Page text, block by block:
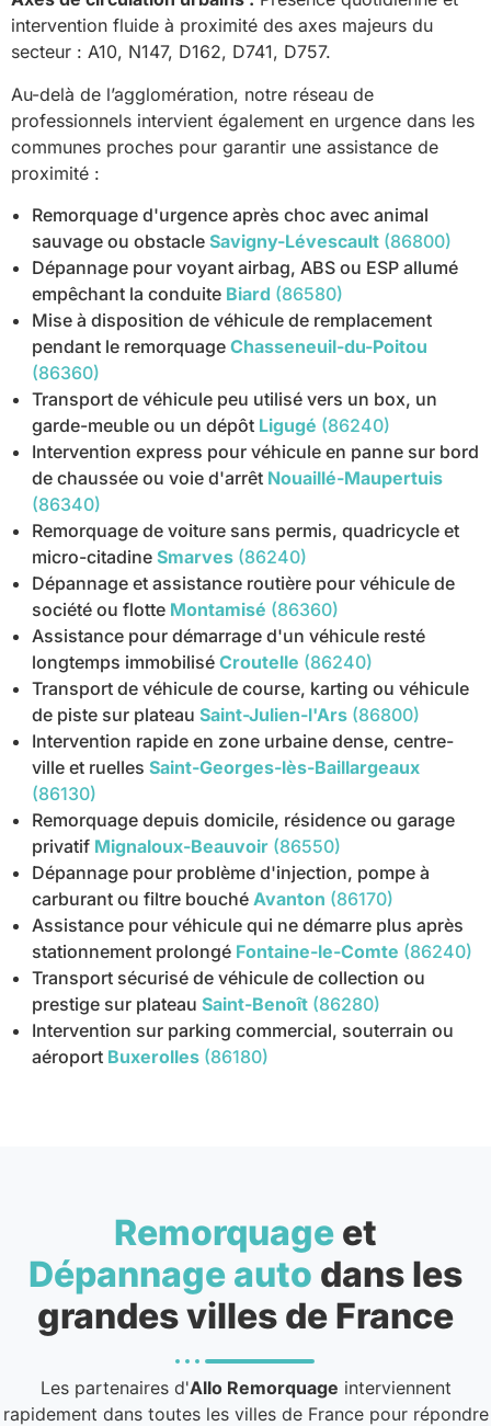
intervention fluide à proximité des axes majeurs du
secteur : A10, N147, D162, D741, D757.
Au-delà de l’agglomération, notre réseau de
professionnels intervient également en urgence dans les
communes proches pour garantir une assistance de
proximité :
Remorquage d'urgence après choc avec animal
sauvage ou obstacle Savigny-Lévescault (86800)
Dépannage pour voyant airbag, ABS ou ESP allumé
empêchant la conduite Biard (86580)
Mise à disposition de véhicule de remplacement
pendant le remorquage Chasseneuil-du-Poitou
(86360)
Transport de véhicule peu utilisé vers un box, un
garde-meuble ou un dépôt Ligugé (86240)
Intervention express pour véhicule en panne sur bord
de chaussée ou voie d'arrêt Nouaillé-Maupertuis
(86340)
Remorquage de voiture sans permis, quadricycle et
micro-citadine Smarves (86240)
Dépannage et assistance routière pour véhicule de
société ou flotte Montamisé (86360)
Assistance pour démarrage d'un véhicule resté
longtemps immobilisé Croutelle (86240)
Transport de véhicule de course, karting ou véhicule
de piste sur plateau Saint-Julien-l'Ars (86800)
Intervention rapide en zone urbaine dense, centre-
ville et ruelles Saint-Georges-lès-Baillargeaux
(86130)
Remorquage depuis domicile, résidence ou garage
privatif Mignaloux-Beauvoir (86550)
Dépannage pour problème d'injection, pompe à
carburant ou filtre bouché Avanton (86170)
Assistance pour véhicule qui ne démarre plus après
stationnement prolongé Fontaine-le-Comte (86240)
Transport sécurisé de véhicule de collection ou
prestige sur plateau Saint-Benoît (86280)
Intervention sur parking commercial, souterrain ou
aéroport Buxerolles (86180)
Remorquage et
Dépannage auto dans les
grandes villes de France
Les partenaires d'Allo Remorquage interviennent
rapidement dans toutes les villes de France pour répondre